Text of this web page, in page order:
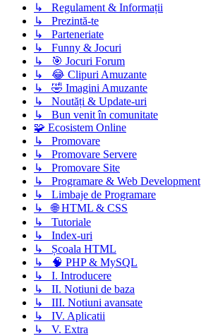
↳ Regulament & Informații
↳ Prezintă-te
↳ Parteneriate
↳ Funny & Jocuri
↳ 🎯 Jocuri Forum
↳ 😂 Clipuri Amuzante
↳ 🤣 Imagini Amuzante
↳ Noutăți & Update-uri
↳ Bun venit în comunitate
🧩 Ecosistem Online
↳ Promovare
↳ Promovare Servere
↳ Promovare Site
↳ Programare & Web Development
↳ Limbaje de Programare
↳ 🌐 HTML & CSS
↳ Tutoriale
↳ Index-uri
↳ Școala HTML
↳ 🧠 PHP & MySQL
↳ I. Introducere
↳ II. Notiuni de baza
↳ III. Notiuni avansate
↳ IV. Aplicatii
↳ V. Extra